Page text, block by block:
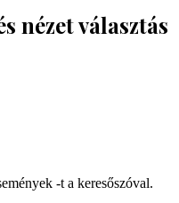
nézet választás
-t a keresőszóval.